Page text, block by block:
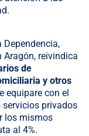
Dependencia,
Aragón, reivindica
de
y otros
equipare con el
servicios privados
los mismos
al 4%.